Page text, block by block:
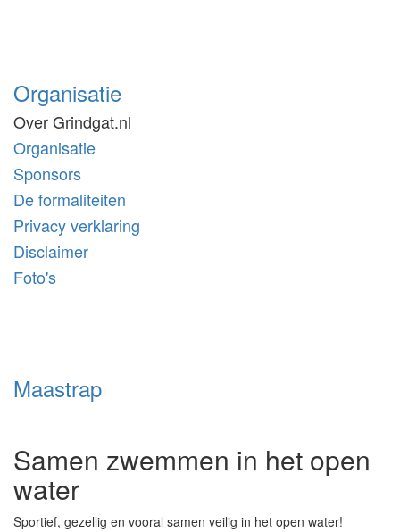
Organisatie
Over Grindgat.nl
Organisatie
Sponsors
De formaliteiten
Privacy verklaring
Disclaimer
Foto's
Maastrap
Samen zwemmen in het open
water
Sportief, gezellig en vooral samen veilig in het open water!